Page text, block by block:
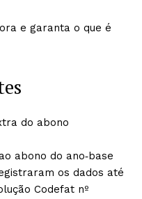
e garanta o que é
do abono
abono do ano‑base
os dados até
Codefat nº